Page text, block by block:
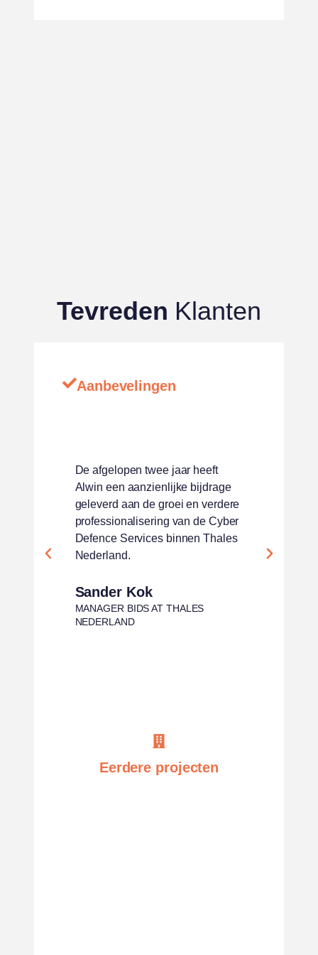
Tevreden Klanten
Aanbevelingen
De afgelopen twee jaar heeft
Alwin een aanzienlijke bijdrage
geleverd aan de groei en verdere
professionalisering van de Cyber
Defence Services binnen Thales
Nederland.
Sander Kok
MANAGER BIDS AT THALES
NEDERLAND
Eerdere projecten